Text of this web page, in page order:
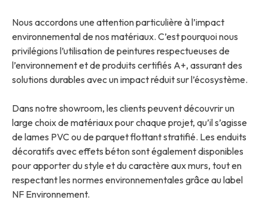
Nous accordons une attention particulière à l’impact
environnemental de nos matériaux. C’est pourquoi nous
privilégions l’utilisation de peintures respectueuses de
l’environnement et de produits certifiés A+, assurant des
solutions durables avec un impact réduit sur l’écosystème.
Dans notre showroom, les clients peuvent découvrir un
large choix de matériaux pour chaque projet, qu’il s’agisse
de lames PVC ou de parquet flottant stratifié. Les enduits
décoratifs avec effets béton sont également disponibles
pour apporter du style et du caractère aux murs, tout en
respectant les normes environnementales grâce au label
NF Environnement.